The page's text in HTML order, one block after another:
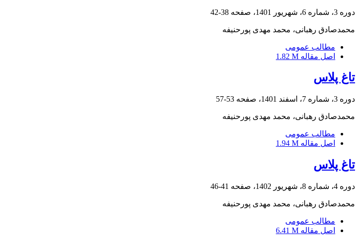
دوره 3، شماره 6، شهریور 1401، صفحه 38-42
محمدصادق رهبانی، محمد مهدی پورحنیفه
مطالب عمومی
اصل مقاله 1.82 M
تاغ پلاس
دوره 3، شماره 7، اسفند 1401، صفحه 53-57
محمدصادق رهبانی، محمد مهدی پورحنیفه
مطالب عمومی
اصل مقاله 1.94 M
تاغ پلاس
دوره 4، شماره 8، شهریور 1402، صفحه 41-46
محمدصادق رهبانی، محمد مهدی پورحنیفه
مطالب عمومی
اصل مقاله 6.41 M